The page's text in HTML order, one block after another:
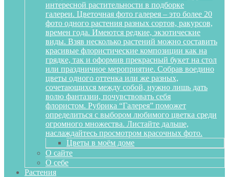
интересной растительности в подборке
галереи. Цветочная фото галерея – это более 20
фото одного растения разных сортов, ракурсов,
времен года. Имеются редкие, экзотические
виды. Взяв несколько растений можно составить
красивые флористические композиции как на
грядке, так и оформив прекрасный букет на стол
или праздничное мероприятие. Собрав воедино
цветы одного оттенка или же разных,
сочетающихся между собой, нужно лишь дать
волю фантазии, почувствовать себя
флористом. Рубрика “Галерея” поможет
определиться с выбором любимого цветка среди
огромного множества. Листайте дальше,
наслаждайтесь просмотром красочных фото.
Цветы в моём доме
О сайте
О себе
Растения